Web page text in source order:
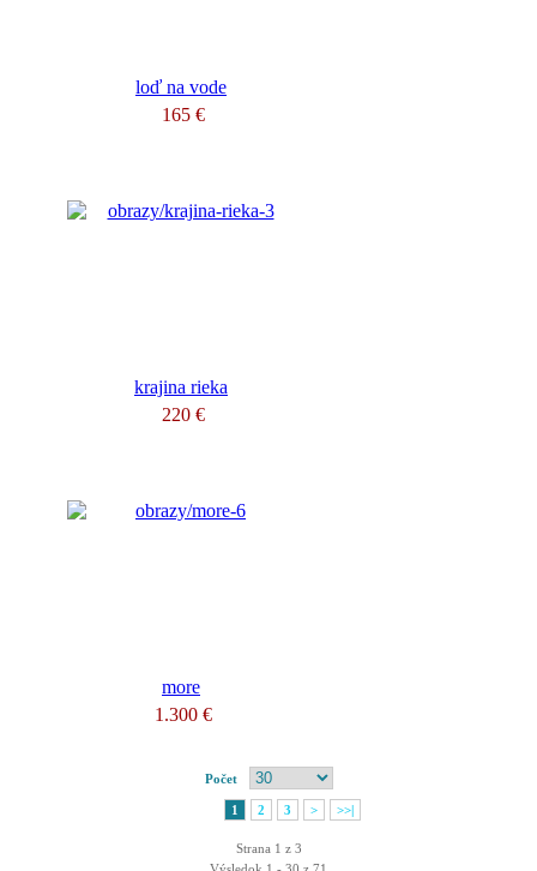
loď na vode
165 €
krajina rieka
220 €
more
1.300 €
Počet
1 2 3 > >>|
Strana 1 z 3